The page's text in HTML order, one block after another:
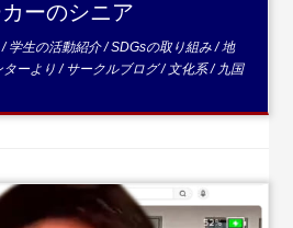
ーのシニア
/学生の活動紹介/SDGsの取り組み/地
ターより/ サークルブログ/ 文化系/九国